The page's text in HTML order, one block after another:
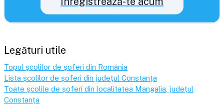
Legături utile
Topul școlilor de șoferi din România
Lista școlilor de șoferi din județul Constanța
Toate școlile de șoferi din localitatea Mangalia , județul
Constanța